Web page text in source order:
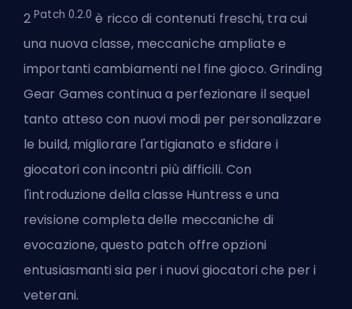
2 Patch 0.2.0 è ricco di contenuti freschi, tra cui
una nuova classe, meccaniche ampliate e
importanti cambiamenti nel fine gioco. Grinding
Gear Games continua a perfezionare il sequel
tanto atteso con nuovi modi per personalizzare
le build, migliorare l'artigianato e sfidare i
giocatori con incontri più difficili. Con
l'introduzione della classe Huntress e una
revisione completa delle meccaniche di
evocazione, questo patch offre opzioni
entusiasmanti sia per i nuovi giocatori che per i
veterani.